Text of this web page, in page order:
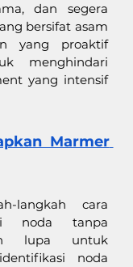
dan segera
bersifat asam
yang proaktif
menghindari
yang intensif
Marmer
langkah cara
noda tanpa
lupa untuk
noda